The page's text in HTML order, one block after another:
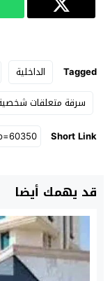
Tagged الداخلية
سرقة متعلقات
Short Link
قد يهمك أيضا